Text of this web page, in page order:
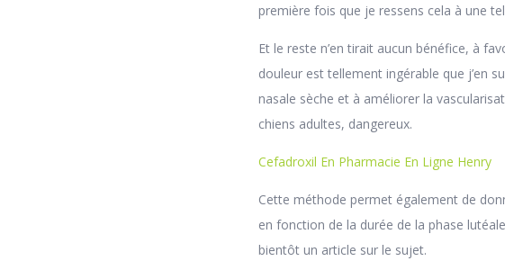
première fois que je ressens cela à une
Et le reste n’en tirait aucun bénéfice, à
douleur est tellement ingérable que j’en
nasale sèche et à améliorer la
chiens adultes, dangereux.
Cefadroxil En Pharmacie En Ligne Henry
Cette méthode permet également de
en fonction de la durée de la phase
bientôt un article sur le sujet.